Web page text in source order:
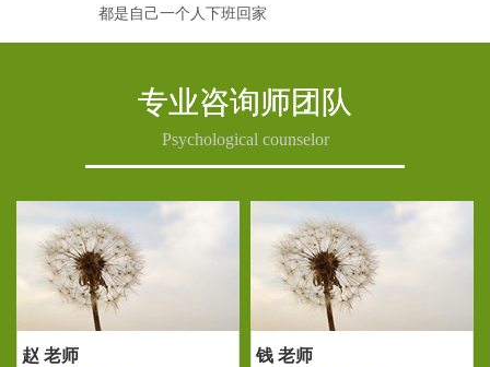
都是自己一个人下班回家
专业咨询师团队
Psychological counselor
老师 赵 老师
Previous